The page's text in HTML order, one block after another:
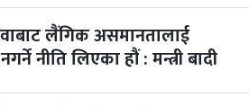
लैंगिक असमानतालाई
नीति लिएका हौं : मन्त्री बादी